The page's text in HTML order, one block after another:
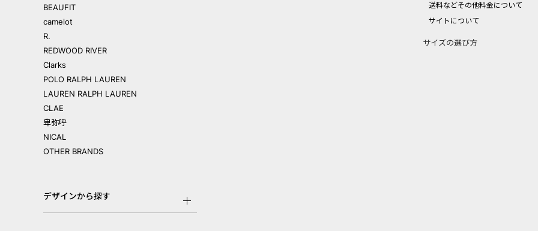
BEAUFIT
camelot
R.
REDWOOD RIVER
Clarks
POLO RALPH LAUREN
LAUREN RALPH LAUREN
CLAE
卑弥呼
NICAL
OTHER BRANDS
デザインから探す
送料などその他料金について
サイトについて
サイズの選び方